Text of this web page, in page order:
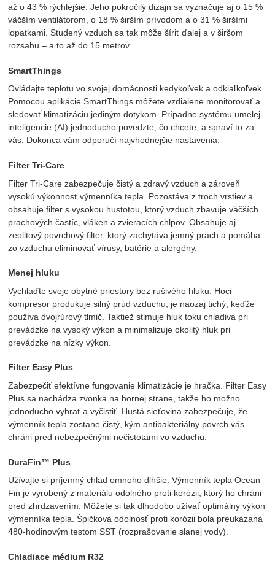
až o 43 % rýchlejšie. Jeho pokročilý dizajn sa vyznačuje aj o 15 %
väčším ventilátorom, o 18 % širším prívodom a o 31 % širšími
lopatkami. Studený vzduch sa tak môže šíriť ďalej a v širšom
rozsahu – a to až do 15 metrov.
SmartThings
Ovládajte teplotu vo svojej domácnosti kedykoľvek a odkiaľkoľvek.
Pomocou aplikácie SmartThings môžete vzdialene monitorovať a
sledovať klimatizáciu jediným dotykom. Prípadne systému umelej
inteligencie (AI) jednoducho povedzte, čo chcete, a spraví to za
vás. Dokonca vám odporučí najvhodnejšie nastavenia.
Filter Tri-Care
Filter Tri-Care zabezpečuje čistý a zdravý vzduch a zároveň
vysokú výkonnosť výmenníka tepla. Pozostáva z troch vrstiev a
obsahuje filter s vysokou hustotou, ktorý vzduch zbavuje väčších
prachových častíc, vláken a zvieracích chlpov. Obsahuje aj
zeolitový povrchový filter, ktorý zachytáva jemný prach a pomáha
zo vzduchu eliminovať vírusy, batérie a alergény.
Menej hluku
Vychlaďte svoje obytné priestory bez rušivého hluku. Hoci
kompresor produkuje silný prúd vzduchu, je naozaj tichý, keďže
používa dvojrúrový tlmič. Taktiež stlmuje hluk toku chladiva pri
prevádzke na vysoký výkon a minimalizuje okolitý hluk pri
prevádzke na nízky výkon.
Filter Easy Plus
Zabezpečiť efektívne fungovanie klimatizácie je hračka. Filter Easy
Plus sa nachádza zvonka na hornej strane, takže ho možno
jednoducho vybrať a vyčistiť. Hustá sieťovina zabezpečuje, že
výmenník tepla zostane čistý, kým antibakteriálny povrch vás
chráni pred nebezpečnými nečistotami vo vzduchu.
DuraFin™ Plus
Užívajte si príjemný chlad omnoho dlhšie. Výmenník tepla Ocean
Fin je vyrobený z materiálu odolného proti korózii, ktorý ho chráni
pred zhrdzavením. Môžete si tak dlhodobo užívať optimálny výkon
výmenníka tepla. Špičková odolnosť proti korózii bola preukázaná
480-hodinovým testom SST (rozprašovanie slanej vody).
Chladiace médium R32